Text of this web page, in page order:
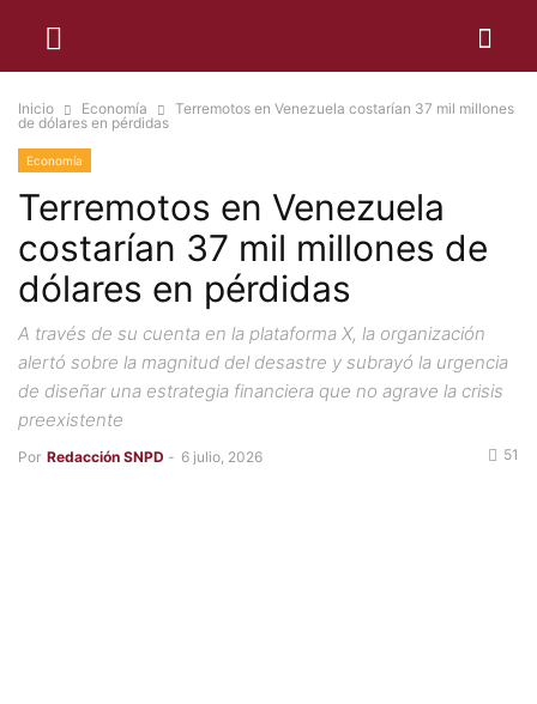
Inicio Economía
Terremotos en Venezuela costarían 37 mil millones
de dólares en pérdidas
Economía
Terremotos en Venezuela
costarían 37 mil millones de
dólares en pérdidas
A través de su cuenta en la plataforma X, la organización
alertó sobre la magnitud del desastre y subrayó la urgencia
de diseñar una estrategia financiera que no agrave la crisis
preexistente
Por Redacción SNPD - 6 julio, 2026 51